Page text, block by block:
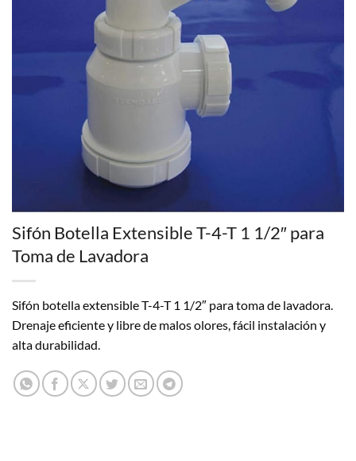
Sifón Botella Extensible T-4-T 1 1/2″ para
Toma de Lavadora
Sifón botella extensible T-4-T 1 1/2″ para toma de lavadora.
Drenaje eficiente y libre de malos olores, fácil instalación y
alta durabilidad.